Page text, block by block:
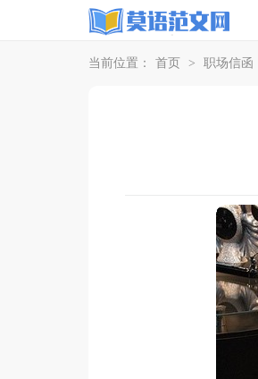
当前位置： 首页 > 职场信函